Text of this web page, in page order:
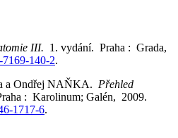
III. 1. vydání. Praha : Grada,
140-2.
a Ondřej NAŇKA. Přehled
: Karolinum; Galén, 2009.
1717-6.